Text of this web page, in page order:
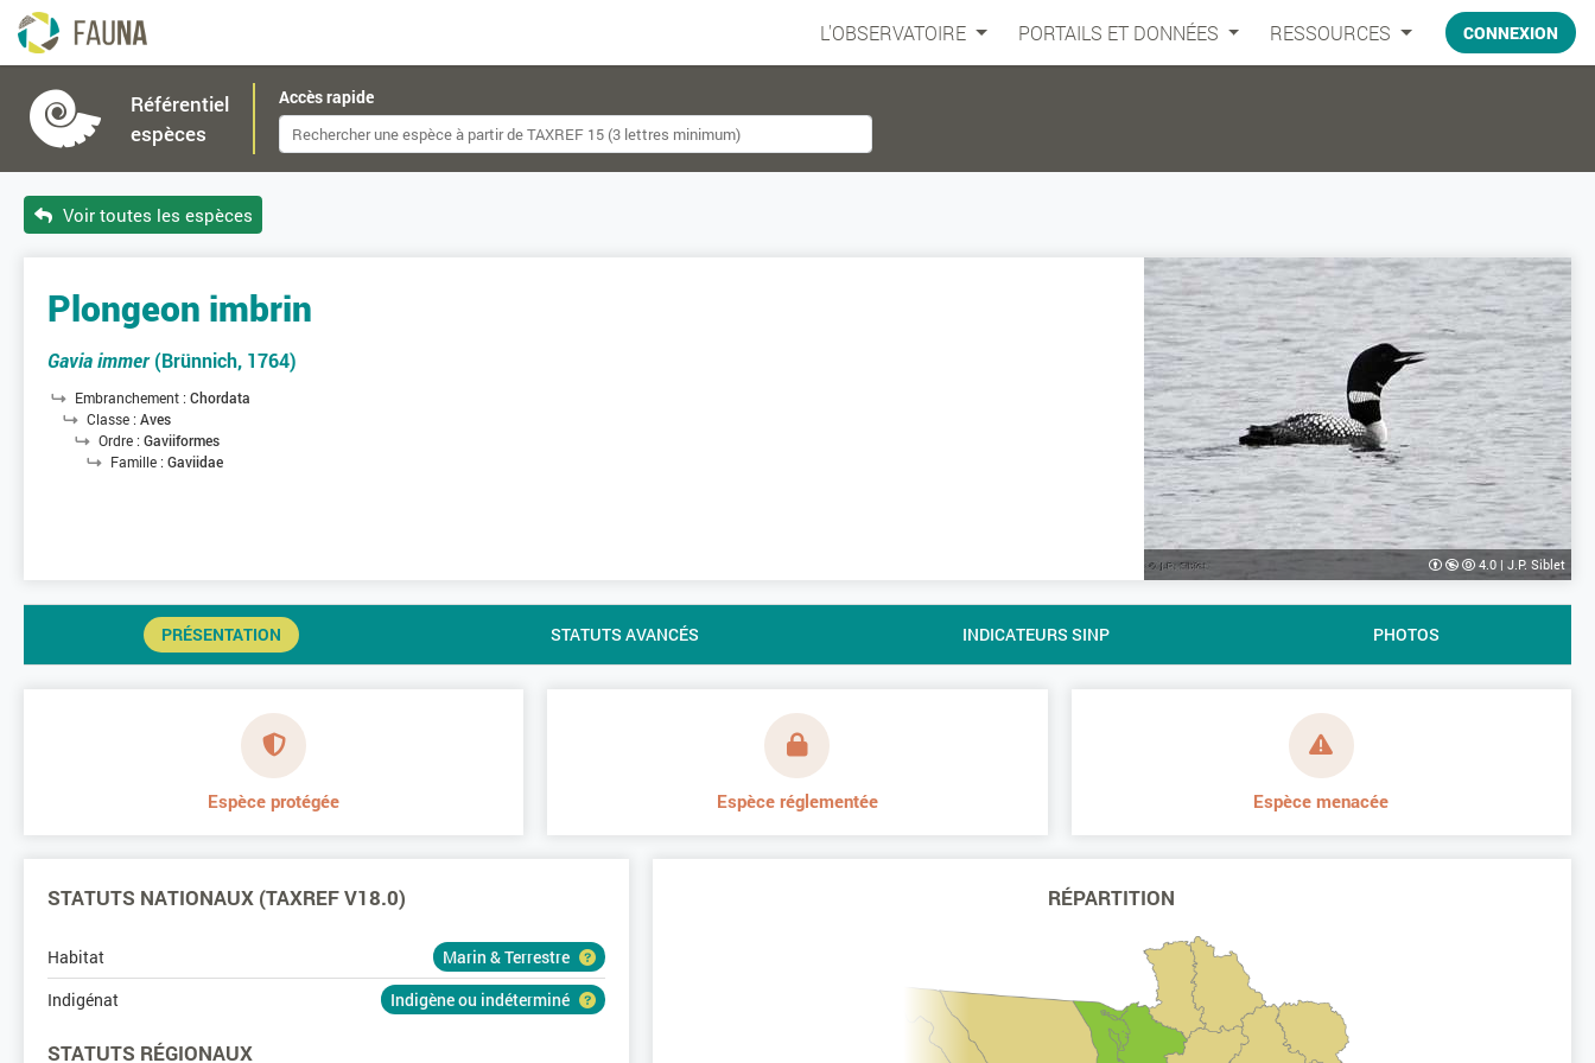
L'OBSERVATOIRE PORTAILS ET DONNÉES RESSOURCES CONNEXION
Référentiel
espèces
Accès rapide
Voir toutes les espèces
Plongeon imbrin
Gavia immer(Brünnich, 1764)
Embranchement : Chordata
Classe : Aves
Ordre : Gaviiformes
Famille : Gaviidae
4.0 | J.P. Siblet
PRÉSENTATION STATUTS AVANCÉS INDICATEURS SINP PHOTOS
Espèce protégée Espèce réglementée Espèce menacée
RÉPARTITION
STATUTS NATIONAUX (TAXREF V18.0)
Habitat
Marin & Terrestre
Indigénat
Indigène ou indéterminé
STATUTS RÉGIONAUX